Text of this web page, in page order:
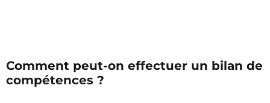
Comment peut-on effectuer un bilan de
compétences ?